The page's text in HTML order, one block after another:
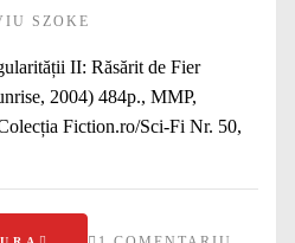
SZOKE
II: Răsărit de Fier
2004) 484p., MMP,
Fiction.ro/Sci-Fi Nr. 50,